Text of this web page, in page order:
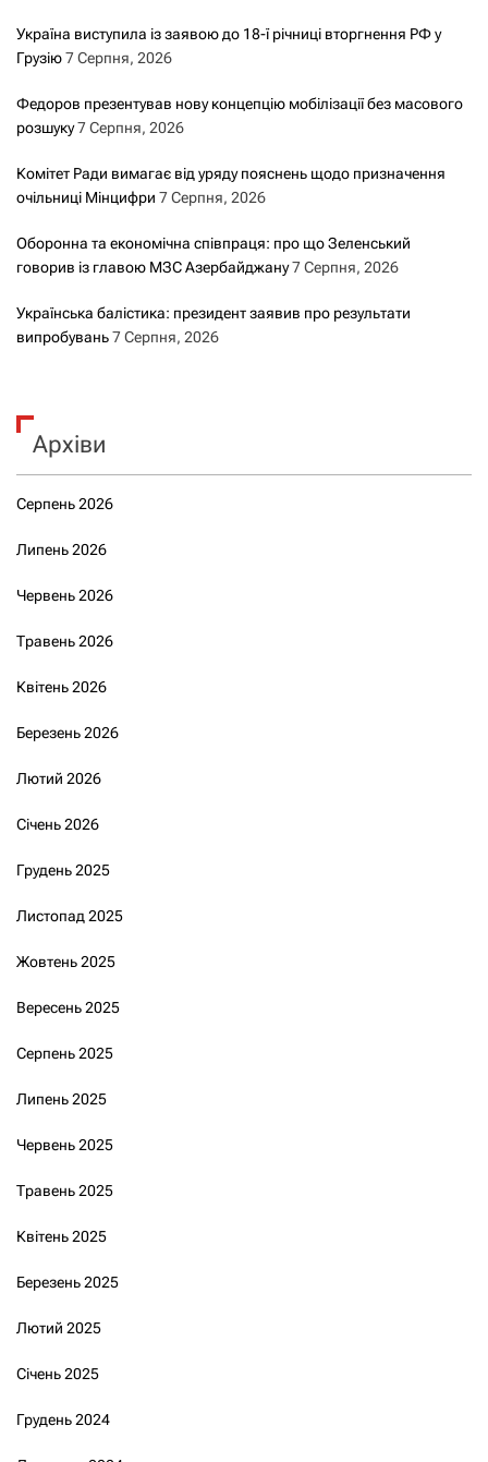
Україна виступила із заявою до 18-ї річниці вторгнення РФ у
Грузію7 Серпня, 2026
Федоров презентував нову концепцію мобілізації без масового
розшуку7 Серпня, 2026
Комітет Ради вимагає від уряду пояснень щодо призначення
очільниці Мінцифри 7 Серпня, 2026
Оборонна та економічна співпраця: про що Зеленський
говорив із главою МЗС Азербайджану7 Серпня, 2026
Українська балістика: президент заявив про результати
випробувань7 Серпня, 2026
Архіви
Серпень 2026
Липень 2026
Червень 2026
Травень 2026
Квітень 2026
Березень 2026
Лютий 2026
Січень 2026
Грудень 2025
Листопад 2025
Жовтень 2025
Вересень 2025
Серпень 2025
Липень 2025
Червень 2025
Травень 2025
Квітень 2025
Березень 2025
Лютий 2025
Січень 2025
Грудень 2024